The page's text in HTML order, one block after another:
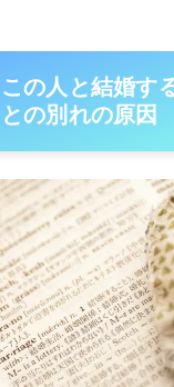
の人と結婚す
の別れの原因